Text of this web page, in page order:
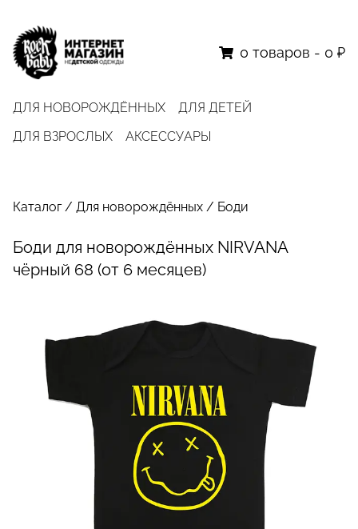
ДЛЯ НОВОРОЖДЁННЫХ
ДЛЯ ДЕТЕЙ
ДЛЯ ВЗРОСЛЫХ
АКСЕССУАРЫ
0 товаров - 0 ₽
Каталог/ Для новорождённых / Боди
Боди для новорождённых NIRVANA
чёрный 68 (от 6 месяцев)